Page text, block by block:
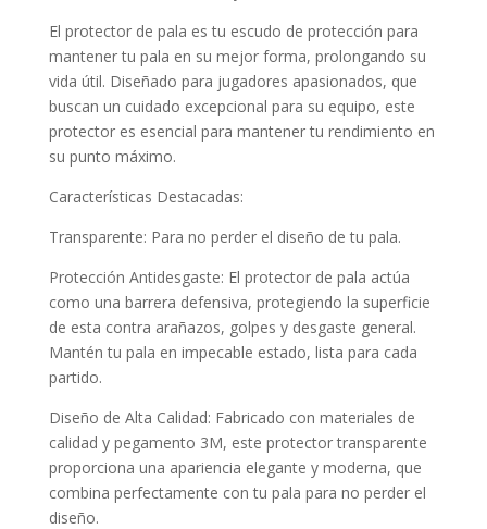
El protector de pala es tu escudo de protección para
mantener tu pala en su mejor forma, prolongando su
vida útil. Diseñado para jugadores apasionados, que
buscan un cuidado excepcional para su equipo, este
protector es esencial para mantener tu rendimiento en
su punto máximo.
Características Destacadas:
Transparente: Para no perder el diseño de tu pala.
Protección Antidesgaste: El protector de pala actúa
como una barrera defensiva, protegiendo la superficie
de esta contra arañazos, golpes y desgaste general.
Mantén tu pala en impecable estado, lista para cada
partido.
Diseño de Alta Calidad: Fabricado con materiales de
calidad y pegamento 3M, este protector transparente
proporciona una apariencia elegante y moderna, que
combina perfectamente con tu pala para no perder el
diseño.